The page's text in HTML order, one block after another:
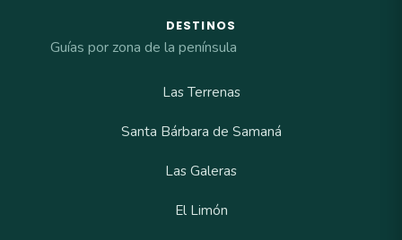
DESTINOS
Guías por zona de la península
Las Terrenas
Santa Bárbara de Samaná
Las Galeras
El Limón